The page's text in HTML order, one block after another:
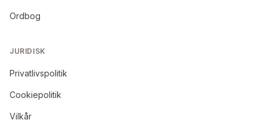
Ordbog
JURIDISK
Privatlivspolitik
Cookiepolitik
Vilkår